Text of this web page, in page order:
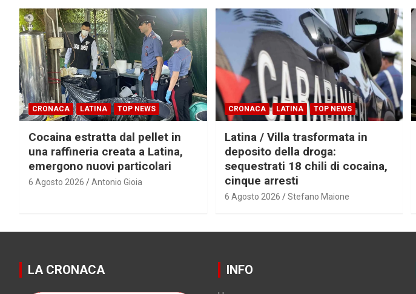
CRONACA LATINA TOP NEWS
Cocaina estratta dal pellet in
una raffineria creata a Latina,
emergono nuovi particolari
6 Agosto 2026 Antonio Gioia
CRONACA LATINA TOP NEWS
Latina / Villa trasformata in
deposito della droga:
sequestrati 18 chili di cocaina,
cinque arresti
6 Agosto 2026 Stefano Maione
LA CRONACA INFO